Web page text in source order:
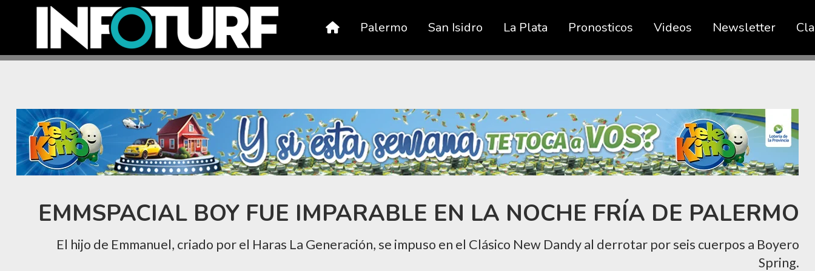
Palermo San Isidro La Plata Pronosticos Videos Newsletter
EMMSPACIAL BOY FUE IMPARABLE EN LA NOCHE FRÍA DE PALERMO
El hijo de Emmanuel, criado por el Haras La Generación, se impuso en el Clásico New Dandy al derrotar por seis cuerpos a Boyero
Spring.